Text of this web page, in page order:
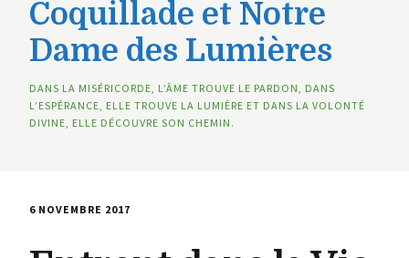
Coquillade et Notre
Dame des Lumières
DANS LA MISÉRICORDE, L’ÂME TROUVE LE PARDON, DANS
L’ESPÉRANCE, ELLE TROUVE LA LUMIÈRE ET DANS LA VOLONTÉ
DIVINE, ELLE DÉCOUVRE SON CHEMIN.
6 NOVEMBRE 2017